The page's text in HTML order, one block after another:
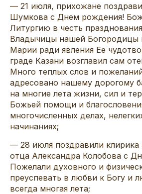
— 21 июля, прихожане
Шумкова с Днем рождения!
Литургию в честь
Владычицы нашей Богородицы
Марии ради явления Ее
граде Казани возглавил сам
Много теплых слов и
адресовано нашему дорогому
на многие лета жизни, сил и
Божьей помощи и
многочисленных делах,
начинаниях;
— 28 июля поздравили клирика
отца Александра Колобова с
Пожелали духовного и
преуспевать в любви к Богу и
всегда многая лета;